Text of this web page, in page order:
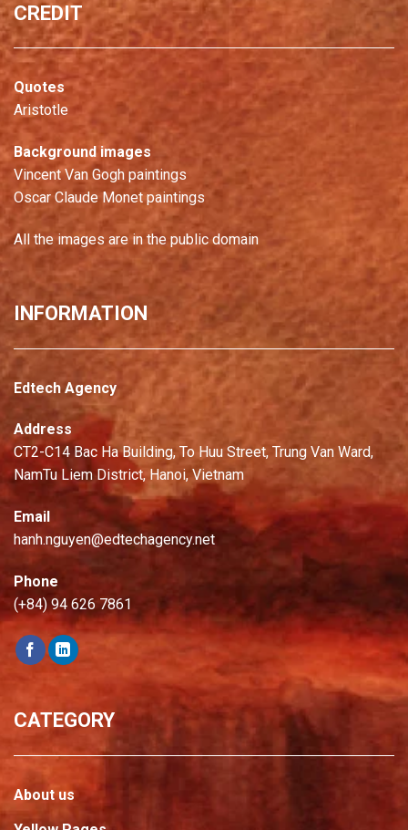
CREDIT
Quotes
Aristotle
Background images
Vincent Van Gogh paintings
Oscar Claude Monet paintings
All the images are in the public domain
INFORMATION
Edtech Agency
Address
CT2-C14 Bac Ha Building, To Huu Street, Trung Van Ward,
NamTu Liem District, Hanoi, Vietnam
Email
hanh.nguyen@edtechagency.net
Phone
(+84) 94 626 7861
CATEGORY
About us